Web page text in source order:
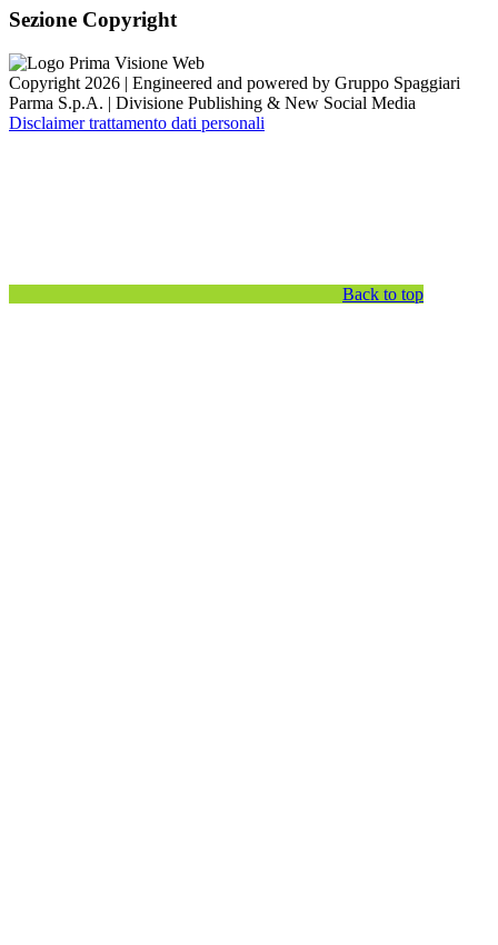
Sezione Copyright
Copyright 2026 | Engineered and powered by Gruppo Spaggiari
Parma S.p.A. | Divisione Publishing & New Social Media
Disclaimer trattamento dati personali
Back to top